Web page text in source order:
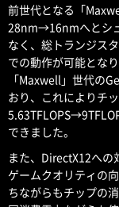
前世代となる「
28nm→16nmへとシ
なく、総トランジス
での動作が可能とな
「Maxwell」世代の
おり、これによりチ
できました。
また、DirectX12への
ゲームクオリティの
ちながらもチップの